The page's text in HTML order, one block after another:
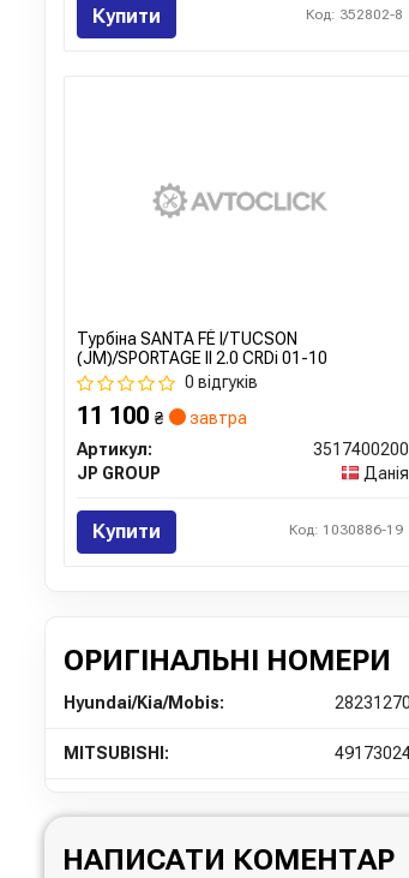
Купити Код: 352802-8
Турбіна SANTA FÉ I/TUCSON
(JM)/SPORTAGE II 2.0 CRDi 01-10
0 відгуків
11 100 ₴
завтра
Артикул:
3517400200
JP GROUP
Данія
Купити Код: 1030886-19
ОРИГІНАЛЬНІ НОМЕРИ
Hyundai/Kia/Mobis:
MITSUBISHI:
НАПИСАТИ КОМЕНТАР